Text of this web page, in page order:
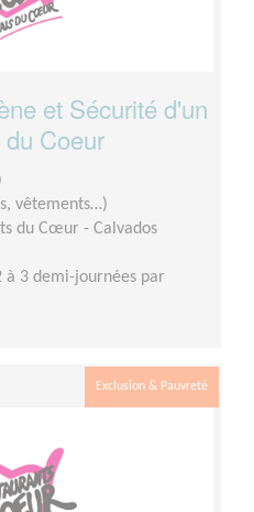
et Sécurité d'un
Coeur
vêtements…)
du Cœur - Calvados
à 3 demi-journées par
Exclusion & Pauvreté